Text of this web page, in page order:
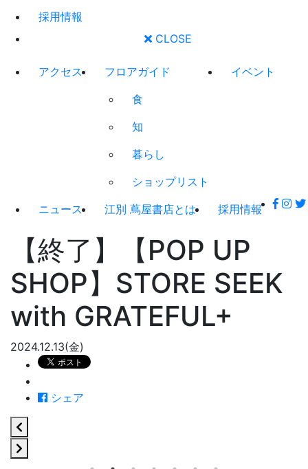
採用情報
CLOSE
アクセス
フロアガイド
食
知
暮らし
ショップリスト
イベント
ニュース 江別 蔦屋書店とは 採用情報
【終了】【POP UP
SHOP】STORE SEEK
with GRATEFUL+
2024.12.13(金)
シェア